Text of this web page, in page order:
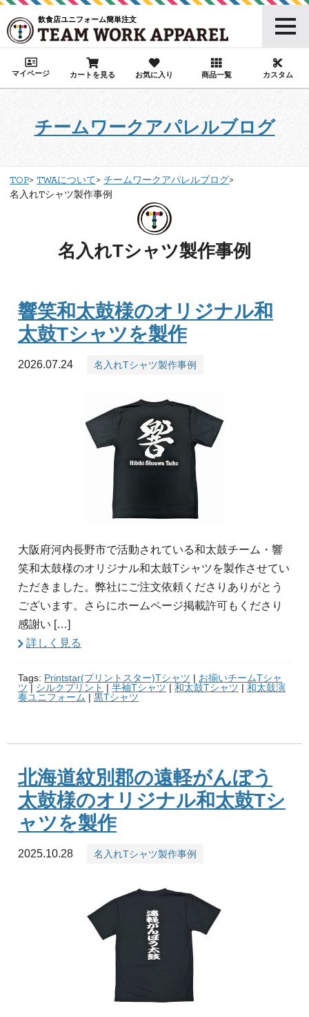
飲食店ユニフォーム簡単注文
マイページ カートを見る お気に入り 商品一覧 カスタム
チームワークアパレルブログ
TOP TWAについて
チームワークアパレルブログ
名入れTシャツ製作事例
名入れTシャツ製作事例
響笑和太鼓様のオリジナル和
太鼓Tシャツを製作
2026.07.24 名入れTシャツ製作事例
大阪府河内長野市で活動されている和太鼓チーム・響
笑和太鼓様のオリジナル和太鼓Tシャツを製作させてい
ただきました。弊社にご注文依頼くださりありがとう
ございます。さらにホームページ掲載許可もくださり
感謝い […]
詳しく見る
Tags: Printstar(プリントスター)Tシャツ | お揃いチームTシャ
ツ | シルクプリント | 半袖Tシャツ | 和太鼓Tシャツ | 和太鼓演
奏ユニフォーム | 黒Tシャツ
北海道紋別郡の遠軽がんぼう
太鼓様のオリジナル和太鼓Tシ
ャツを製作
2025.10.28 名入れTシャツ製作事例